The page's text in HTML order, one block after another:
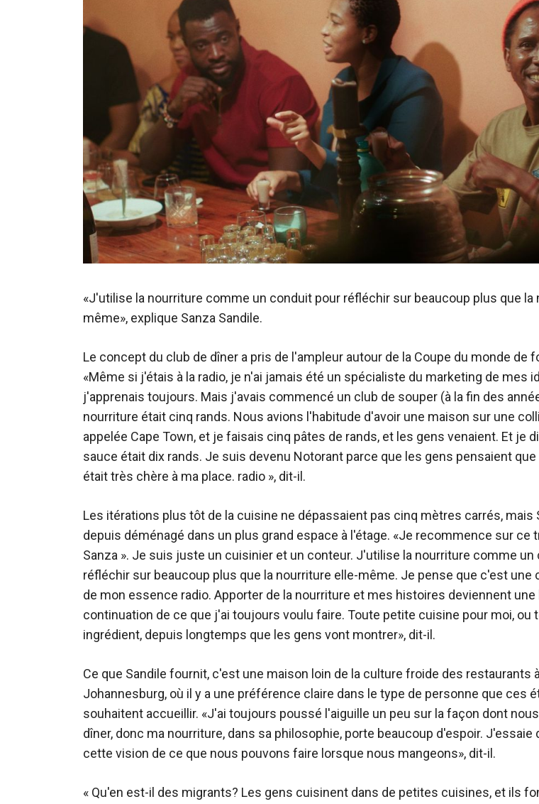
«J'utilise la nourriture comme un conduit pour réfléchir sur beaucoup plus que la
même», explique Sanza Sandile.
Le concept du club de dîner a pris de l'ampleur autour de la Coupe du monde de
«Même si j'étais à la radio, je n'ai jamais été un spécialiste du marketing de mes
j'apprenais toujours. Mais j'avais commencé un club de souper (à la fin des
nourriture était cinq rands. Nous avions l'habitude d'avoir une maison sur une
appelée Cape Town, et je faisais cinq pâtes de rands, et les gens venaient. Et je
sauce était dix rands. Je suis devenu Notorant parce que les gens pensaient que
était très chère à ma place. radio », dit-il.
Les itérations plus tôt de la cuisine ne dépassaient pas cinq mètres carrés, mais
depuis déménagé dans un plus grand espace à l'étage. «Je recommence sur ce
Sanza ». Je suis juste un cuisinier et un conteur. J'utilise la nourriture comme un
réfléchir sur beaucoup plus que la nourriture elle-même. Je pense que c'est une
de mon essence radio. Apporter de la nourriture et mes histoires deviennent une
continuation de ce que j'ai toujours voulu faire. Toute petite cuisine pour moi, ou
ingrédient, depuis longtemps que les gens vont montrer», dit-il.
Ce que Sandile fournit, c'est une maison loin de la culture froide des restaurants
Johannesburg, où il y a une préférence claire dans le type de personne que ces
souhaitent accueillir. «J'ai toujours poussé l'aiguille un peu sur la façon dont
dîner, donc ma nourriture, dans sa philosophie, porte beaucoup d'espoir. J'essaie
cette vision de ce que nous pouvons faire lorsque nous mangeons», dit-il.
« Qu'en est-il des migrants? Les gens cuisinent dans de petites cuisines, et ils